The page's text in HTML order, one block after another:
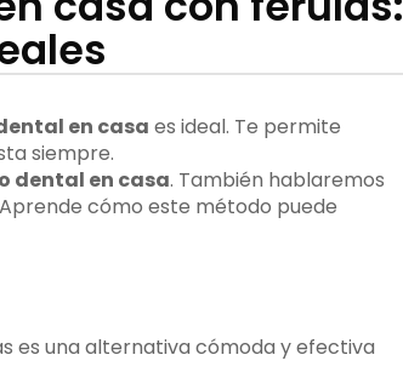
en casa es ideal. Te permite
siempre.
dental en casa. También hablaremos
cómo este método puede
es una alternativa cómoda y efectiva